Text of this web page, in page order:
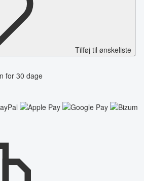
Tilføj til ønskeliste
for 30 dage